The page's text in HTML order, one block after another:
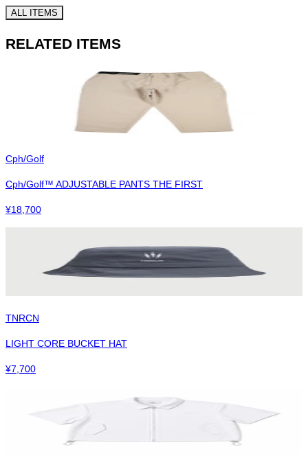
ALL ITEMS
RELATED ITEMS
Cph/Golf
Cph/Golf™︎ ADJUSTABLE PANTS THE FIRST
¥18,700
TNRCN
LIGHT CORE BUCKET HAT
¥7,700